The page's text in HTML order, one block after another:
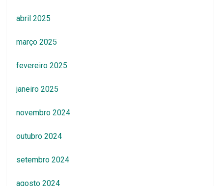
abril 2025
março 2025
fevereiro 2025
janeiro 2025
novembro 2024
outubro 2024
setembro 2024
agosto 2024